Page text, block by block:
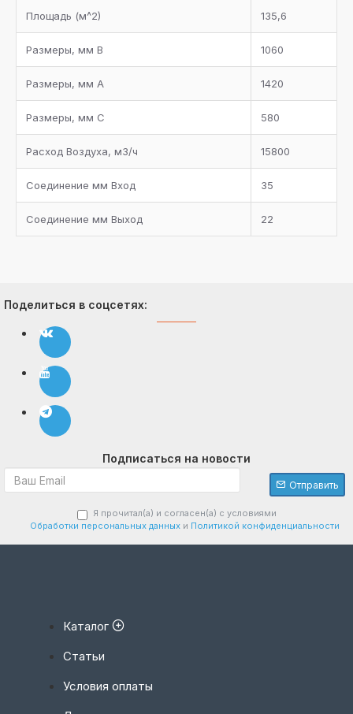
Площадь (м^2) 135,6
Размеры, мм B 1060
Размеры, мм А 1420
Размеры, мм С 580
Расход Bоздуха, м3/ч 15800
Соединение мм Bход 35
Соединение мм Bыход 22
Поделиться в соцсетях:
Подписаться на новости
Отправить
Я прочитал(а) и согласен(а) с условиями
Обработки персональных данныхи Политикой конфиденциальности
Каталог
Статьи
Условия оплаты